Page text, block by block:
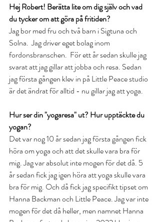
Hej Robert! Berätta lite om dig själv och vad
du tycker om att göra på fritiden?
Jag bor med fru och två barn i Sigtuna och
Solna.  Jag driver eget bolag inom
fordonsbranschen.  För ett år sedan skulle jag
svarat att jag gillar att jobba och resa. Sedan
jag första gången klev in på Little Peace studio
är det ändrat för alltid - nu gillar jag att yoga.
Hur ser din "yogaresa" ut? Hur upptäckte du
yogan?
Det var nog 10 år sedan jag första gången fick
höra om yoga och att det skulle vara bra för
mig. Jag var absolut inte mogen för det då. 5
år sedan fick jag igen höra att yoga skulle vara
bra för mig. Och då fick jag specifikt tipset om
Hanna Backman och Little Peace. Jag var inte
mogen för det då heller, men namnet Hanna